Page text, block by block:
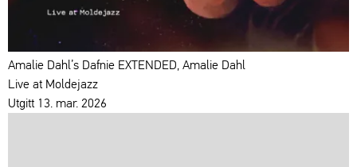
Amalie Dahl’s Dafnie EXTENDED, Amalie Dahl
Live at Moldejazz
Utgitt 13. mar. 2026